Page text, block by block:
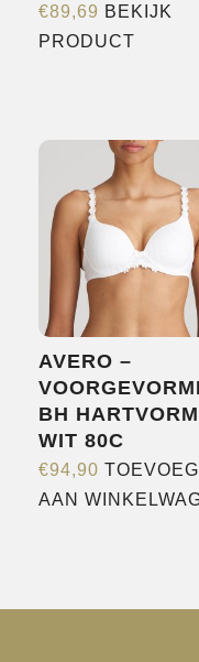
€89,69 BEKIJK
PRODUCT
Deze
optie
kan
worden
op
AVERO –
BH
WIT 80C
€94,90
AAN